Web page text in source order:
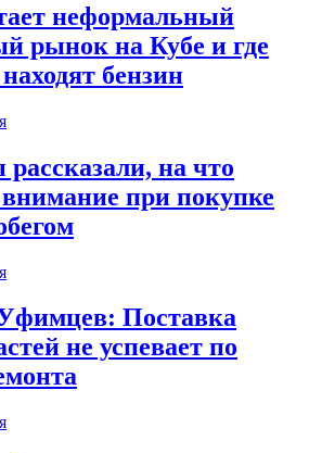
неформальный
рынок на Кубе и где
бензин
на что
внимание при покупке
Поставка
не успевает по